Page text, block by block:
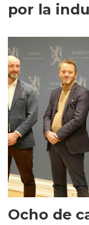
por la
Ocho de